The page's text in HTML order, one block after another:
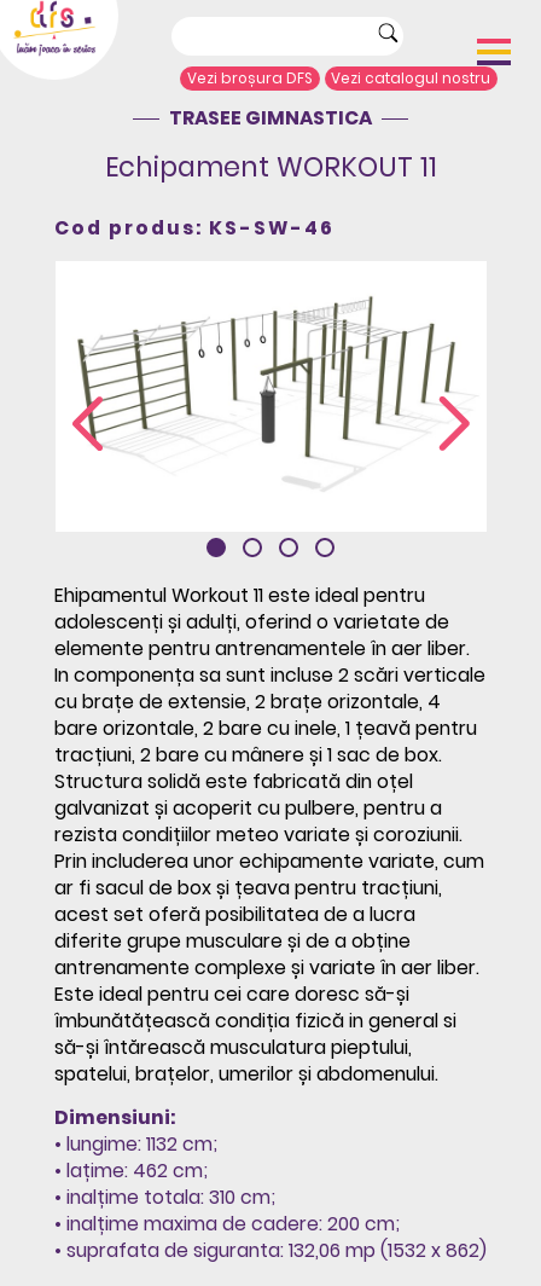
Vezi broșura DFS Vezi catalogul nostru
Despre noi
Echipamente de joacă
Articole de presă
Arhitecți/Proiectanți
Contact
TRASEE GIMNASTICA
Echipament WORKOUT 11
Cod produs: KS-SW-46
Ehipamentul Workout 11 este ideal pentru
adolescenți și adulți, oferind o varietate de
elemente pentru antrenamentele în aer liber.
In componența sa sunt incluse 2 scări verticale
cu brațe de extensie, 2 brațe orizontale, 4
bare orizontale, 2 bare cu inele, 1 țeavă pentru
tracțiuni, 2 bare cu mânere și 1 sac de box.
Structura solidă este fabricată din oțel
galvanizat și acoperit cu pulbere, pentru a
rezista condițiilor meteo variate și coroziunii.
Prin includerea unor echipamente variate, cum
ar fi sacul de box și țeava pentru tracțiuni,
acest set oferă posibilitatea de a lucra
diferite grupe musculare și de a obține
antrenamente complexe și variate în aer liber.
Este ideal pentru cei care doresc să-și
îmbunătățească condiția fizică in general si
să-și întărească musculatura pieptului,
spatelui, brațelor, umerilor și abdomenului.
Dimensiuni:
• lungime: 1132 cm;
• lațime: 462 cm;
• inalțime totala: 310 cm;
• inalțime maxima de cadere: 200 cm;
• suprafata de siguranta: 132,06 mp (1532 x 862)